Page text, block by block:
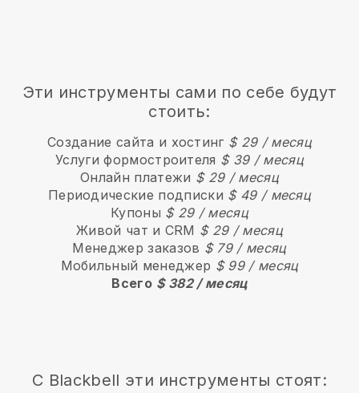
Эти инструменты сами по себе будут
стоить:
Создание сайта и хостинг $ 29 / месяц
Услуги формостроителя $ 39 / месяц
Онлайн платежи $ 29 / месяц
Периодические подписки $ 49 / месяц
Купоны $ 29 / месяц
Живой чат и CRM $ 29 / месяц
Менеджер заказов $ 79 / месяц
Мобильный менеджер $ 99 / месяц
Всего $ 382 / месяц
С Blackbell эти инструменты стоят: